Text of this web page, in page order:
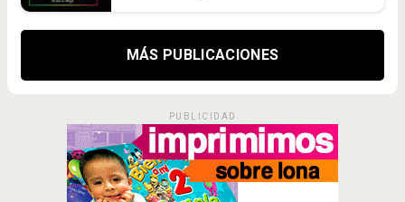
MÁS PUBLICACIONES
PUBLICIDAD